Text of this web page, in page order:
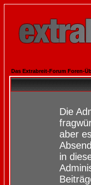
Das Extrabreit-Forum Foren-
Die
aber
in